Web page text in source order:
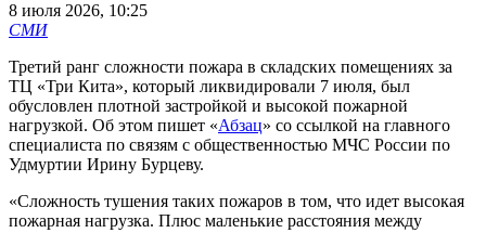
8 июля 2026, 10:25
СМИ
Третий ранг сложности пожара в складских помещениях за
ТЦ «Три Кита», который ликвидировали 7 июля, был
обусловлен плотной застройкой и высокой пожарной
нагрузкой. Об этом пишет «Абзац» со ссылкой на главного
специалиста по связям с общественностью МЧС России по
Удмуртии Ирину Бурцеву.
«Сложность тушения таких пожаров в том, что идет высокая
пожарная нагрузка. Плюс маленькие расстояния между